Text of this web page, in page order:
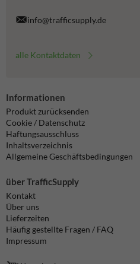
info@trafficsupply.de
alle Kontaktdaten
Informationen
Produkt zurücksenden
Cookie / Datenschutz
Haftungsausschluss
Inhaltsverzeichnis
Allgemeine Geschäftsbedingungen
über TrafficSupply
Kontakt
Über uns
Lieferzeiten
Häufig gestellte Fragen / FAQ
Impressum